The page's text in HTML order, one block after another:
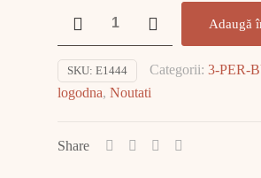
Inel
Alb
cu
E1444
Adaugă
SKU: E1444 Categorii: 3-PER-
logodna, Noutati
Share